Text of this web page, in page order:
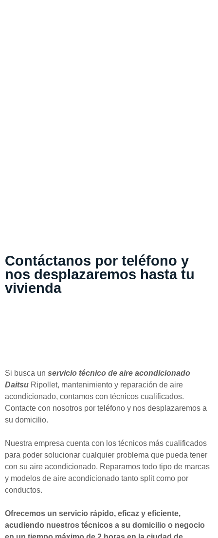
Contáctanos por teléfono y
nos desplazaremos hasta tu
vivienda
Si busca un servicio técnico de aire acondicionado
Daitsu Ripollet, mantenimiento y reparación de aire
acondicionado, contamos con técnicos cualificados.
Contacte con nosotros por teléfono y nos desplazaremos a
su domicilio.
Nuestra empresa cuenta con los técnicos más cualificados
para poder solucionar cualquier problema que pueda tener
con su aire acondicionado. Reparamos todo tipo de marcas
y modelos de aire acondicionado tanto split como por
conductos.
Ofrecemos un servicio rápido, eficaz y eficiente,
acudiendo nuestros técnicos a su domicilio o negocio